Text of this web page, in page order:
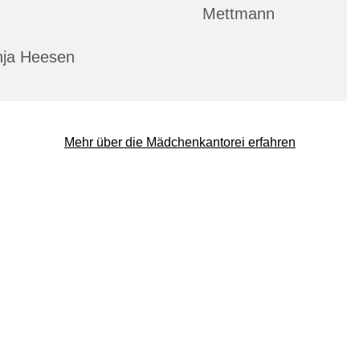
Mettmann
Heesen
Mehr über die Mädchenkantorei erfahren